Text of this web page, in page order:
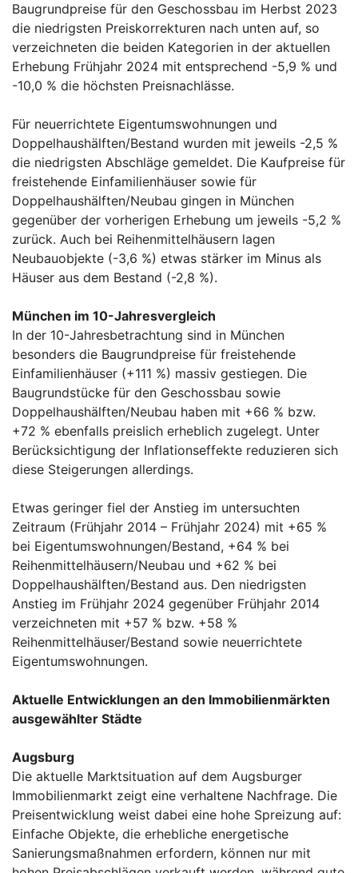
Baugrundpreise für den Geschossbau im Herbst 2023
die niedrigsten Preiskorrekturen nach unten auf, so
verzeichneten die beiden Kategorien in der aktuellen
Erhebung Frühjahr 2024 mit entsprechend -5,9 % und
-10,0 % die höchsten Preisnachlässe.
Für neuerrichtete Eigentumswohnungen und
Doppelhaushälften/Bestand wurden mit jeweils -2,5 %
die niedrigsten Abschläge gemeldet. Die Kaufpreise für
freistehende Einfamilienhäuser sowie für
Doppelhaushälften/Neubau gingen in München
gegenüber der vorherigen Erhebung um jeweils -5,2 %
zurück. Auch bei Reihenmittelhäusern lagen
Neubauobjekte (-3,6 %) etwas stärker im Minus als
Häuser aus dem Bestand (-2,8 %).
München im 10-Jahresvergleich
In der 10-Jahresbetrachtung sind in München
besonders die Baugrundpreise für freistehende
Einfamilienhäuser (+111 %) massiv gestiegen. Die
Baugrundstücke für den Geschossbau sowie
Doppelhaushälften/Neubau haben mit +66 % bzw.
+72 % ebenfalls preislich erheblich zugelegt. Unter
Berücksichtigung der Inflationseffekte reduzieren sich
diese Steigerungen allerdings.
Etwas geringer fiel der Anstieg im untersuchten
Zeitraum (Frühjahr 2014 – Frühjahr 2024) mit +65 %
bei Eigentumswohnungen/Bestand, +64 % bei
Reihenmittelhäusern/Neubau und +62 % bei
Doppelhaushälften/Bestand aus. Den niedrigsten
Anstieg im Frühjahr 2024 gegenüber Frühjahr 2014
verzeichneten mit +57 % bzw. +58 %
Reihenmittelhäuser/Bestand sowie neuerrichtete
Eigentumswohnungen.
Aktuelle Entwicklungen an den Immobilienmärkten
ausgewählter Städte
Augsburg
Die aktuelle Marktsituation auf dem Augsburger
Immobilienmarkt zeigt eine verhaltene Nachfrage. Die
Preisentwicklung weist dabei eine hohe Spreizung auf:
Einfache Objekte, die erhebliche energetische
Sanierungsmaßnahmen erfordern, können nur mit